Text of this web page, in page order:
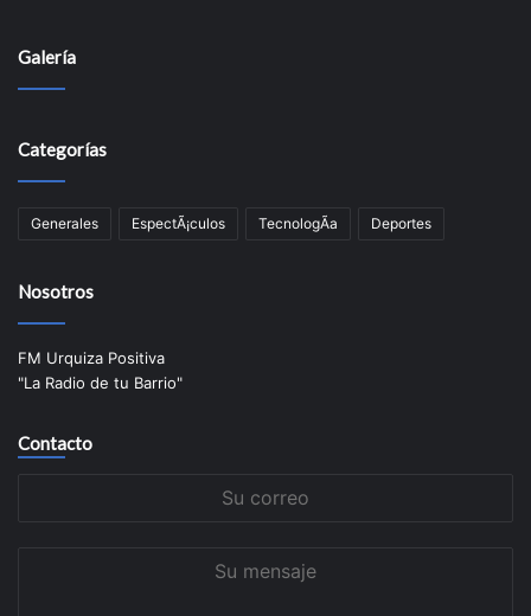
Galería
Categorías
Generales EspectÃ¡culos TecnologÃ­a Deportes
Nosotros
FM Urquiza Positiva
"La Radio de tu Barrio"
Contacto